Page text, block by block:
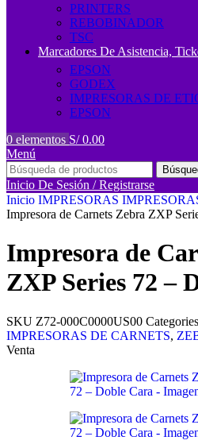
PRINTERS
REBOBINADOR
TSC
Marcadores De Asistencia,
EPSON
GODEX
IMPRESORAS DE
EPSON
0 elementos S/0.00
Menú
Inicio De Sesión / Registrarse
Inicio IMPRESORAS
Impresora de Carnets Zebra ZXP
Impresora de
ZXP Series 72 –
SKU Z72-000C0000US00 Categories
IMPRESORAS DE CARNETS,
Venta